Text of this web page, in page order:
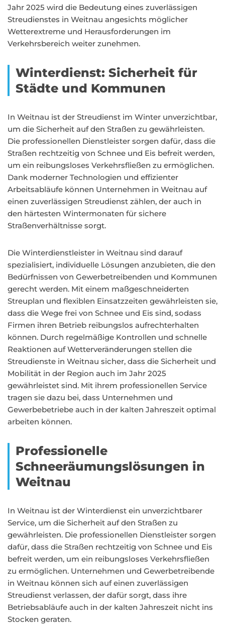
Jahr 2025 wird die Bedeutung eines zuverlässigen
Streudienstes in Weitnau angesichts möglicher
Wetterextreme und Herausforderungen im
Verkehrsbereich weiter zunehmen.
Winterdienst: Sicherheit für
Städte und Kommunen
In Weitnau ist der Streudienst im Winter unverzichtbar,
um die Sicherheit auf den Straßen zu gewährleisten.
Die professionellen Dienstleister sorgen dafür, dass die
Straßen rechtzeitig von Schnee und Eis befreit werden,
um ein reibungsloses Verkehrsfließen zu ermöglichen.
Dank moderner Technologien und effizienter
Arbeitsabläufe können Unternehmen in Weitnau auf
einen zuverlässigen Streudienst zählen, der auch in
den härtesten Wintermonaten für sichere
Straßenverhältnisse sorgt.
Die Winterdienstleister in Weitnau sind darauf
spezialisiert, individuelle Lösungen anzubieten, die den
Bedürfnissen von Gewerbetreibenden und Kommunen
gerecht werden. Mit einem maßgeschneiderten
Streuplan und flexiblen Einsatzzeiten gewährleisten sie,
dass die Wege frei von Schnee und Eis sind, sodass
Firmen ihren Betrieb reibungslos aufrechterhalten
können. Durch regelmäßige Kontrollen und schnelle
Reaktionen auf Wetterveränderungen stellen die
Streudienste in Weitnau sicher, dass die Sicherheit und
Mobilität in der Region auch im Jahr 2025
gewährleistet sind. Mit ihrem professionellen Service
tragen sie dazu bei, dass Unternehmen und
Gewerbebetriebe auch in der kalten Jahreszeit optimal
arbeiten können.
Professionelle
Schneeräumungslösungen in
Weitnau
In Weitnau ist der Winterdienst ein unverzichtbarer
Service, um die Sicherheit auf den Straßen zu
gewährleisten. Die professionellen Dienstleister sorgen
dafür, dass die Straßen rechtzeitig von Schnee und Eis
befreit werden, um ein reibungsloses Verkehrsfließen
zu ermöglichen. Unternehmen und Gewerbetreibende
in Weitnau können sich auf einen zuverlässigen
Streudienst verlassen, der dafür sorgt, dass ihre
Betriebsabläufe auch in der kalten Jahreszeit nicht ins
Stocken geraten.